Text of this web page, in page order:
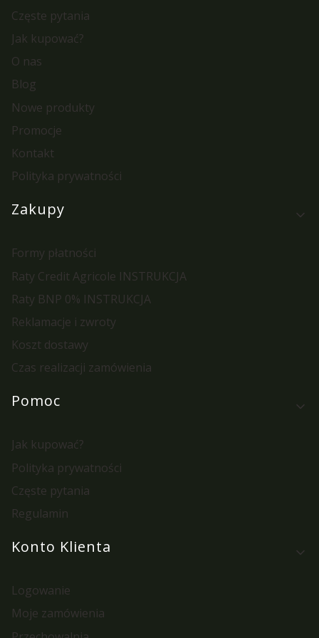
Częste pytania
Jak kupować?
O nas
Blog
Nowe produkty
Promocje
Kontakt
Polityka prywatności
Zakupy
Formy płatności
Raty Credit Agricole INSTRUKCJA
Raty BNP 0% INSTRUKCJA
Reklamacje i zwroty
Koszt dostawy
Czas realizacji zamówienia
Pomoc
Jak kupować?
Polityka prywatności
Częste pytania
Regulamin
Konto Klienta
Logowanie
Moje zamówienia